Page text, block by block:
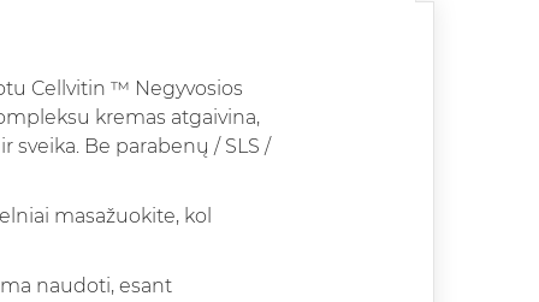
Cellvitin ™ Negyvosios
kremas atgaivina,
sveika. Be parabenų / SLS /
masažuokite, kol
naudoti, esant